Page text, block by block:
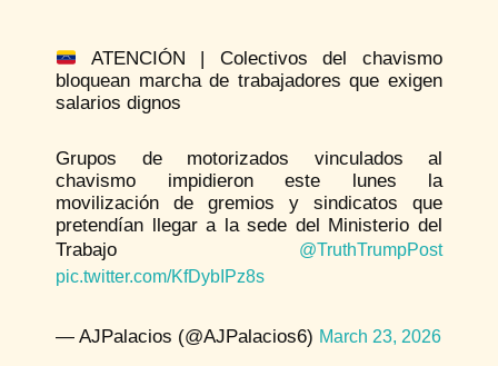
ATENCIÓN | Colectivos del chavismo
bloquean marcha de trabajadores que exigen
salarios dignos
Grupos de motorizados vinculados al
chavismo impidieron este lunes la
movilización de gremios y sindicatos que
pretendían llegar a la sede del Ministerio del
Trabajo
@TruthTrumpPost
pic.twitter.com/KfDybIPz8s
— AJPalacios (@AJPalacios6) March 23, 2026